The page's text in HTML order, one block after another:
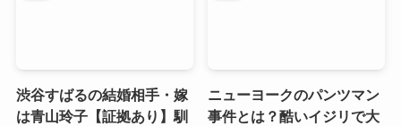
渋谷すばるの結婚相手・嫁
は青山玲子【証拠あり】馴
ニューヨークのパンツマン
事件とは？酷いイジリで大